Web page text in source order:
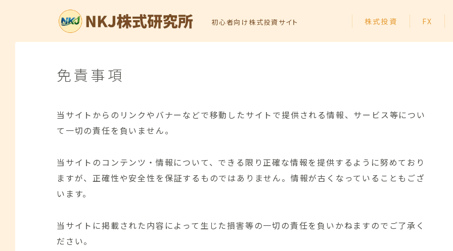
初心者向け株式投資サイト 株式投資 FX
FXの始め方
投資信託
免責事項
当サイトからのリンクやバナーなどで移動したサイトで提供される情報、サービス等につい
て一切の責任を負いません。
当サイトのコンテンツ・情報について、できる限り正確な情報を提供するように努めており
ますが、正確性や安全性を保証するものではありません。情報が古くなっていることもござ
います。
当サイトに掲載された内容によって生じた損害等の一切の責任を負いかねますのでご了承く
ださい。